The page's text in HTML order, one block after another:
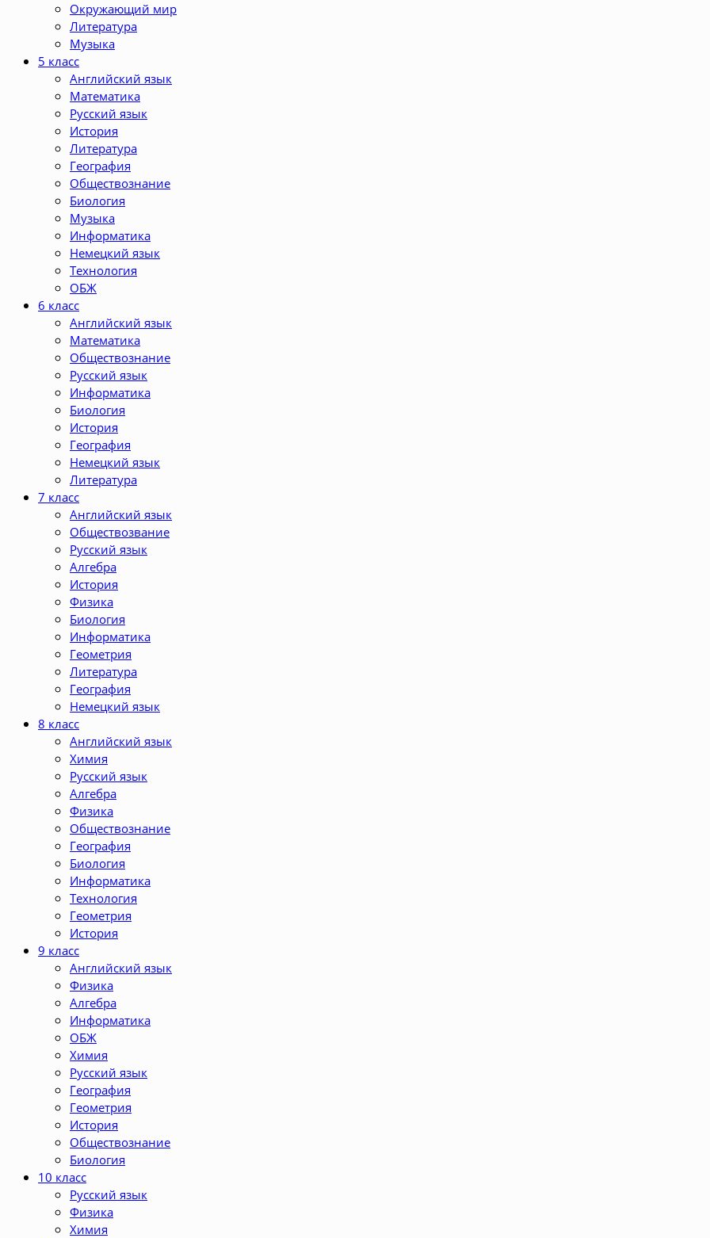
Окружающий мир
Литература
Музыка
5 класс
Английский язык
Математика
Русский язык
История
Литература
География
Обществознание
Биология
Музыка
Информатика
Немецкий язык
Технология
ОБЖ
6 класс
Английский язык
Математика
Обществознание
Русский язык
Информатика
Биология
История
География
Немецкий язык
Литература
7 класс
Английский язык
Обществозвание
Русский язык
Алгебра
История
Физика
Биология
Информатика
Геометрия
Литература
География
Немецкий язык
8 класс
Английский язык
Химия
Русский язык
Алгебра
Физика
Обществознание
География
Биология
Информатика
Технология
Геометрия
История
9 класс
Английский язык
Физика
Алгебра
Информатика
ОБЖ
Химия
Русский язык
География
Геометрия
История
Обществознание
Биология
10 класс
Русский язык
Физика
Химия